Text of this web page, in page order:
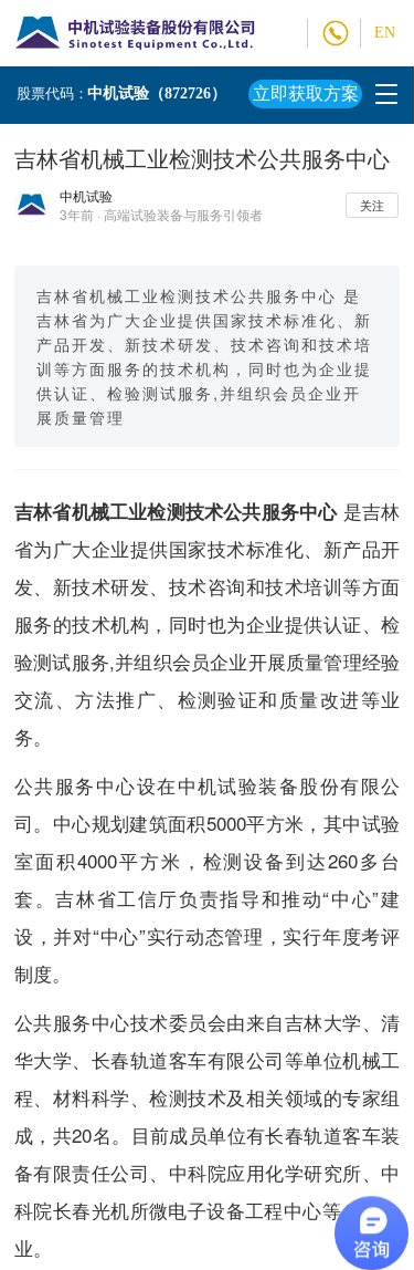
EN
T
g
股票代码：中机试验（872726） 立即获取方案
吉林省机械工业检测技术公共服务中心
中机试验
3年前 · 高端试验装备与服务引领者
关注
吉林省机械工业检测技术公共服务中心 是
吉林省为广大企业提供国家技术标准化、新
产品开发、新技术研发、技术咨询和技术培
训等方面服务的技术机构，同时也为企业提
供认证、检验测试服务,并组织会员企业开
展质量管理
吉林省机械工业检测技术公共服务中心是吉林
省为广大企业提供国家技术标准化、新产品开
发、新技术研发、技术咨询和技术培训等方面
服务的技术机构，同时也为企业提供认证、检
验测试服务,并组织会员企业开展质量管理经验
交流、方法推广、检测验证和质量改进等业
务。
公共服务中心设在中机试验装备股份有限公
司。中心规划建筑面积5000平方米，其中试验
室面积4000平方米，检测设备到达260多台
套。吉林省工信厅负责指导和推动“中心”建
设，并对“中心”实行动态管理，实行年度考评
制度。
公共服务中心技术委员会由来自吉林大学、清
华大学、长春轨道客车有限公司等单位机械工
程、材料科学、检测技术及相关领域的专家组
成，共20名。目前成员单位有长春轨道客车装
备有限责任公司、中科院应用化学研究所、中
科院长春光机所微电子设备工程中心等49家企
业。